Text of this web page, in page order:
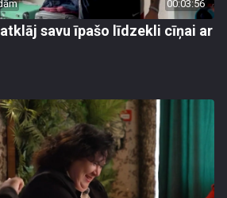
00:03:56
savu īpašo līdzekli cīņai ar